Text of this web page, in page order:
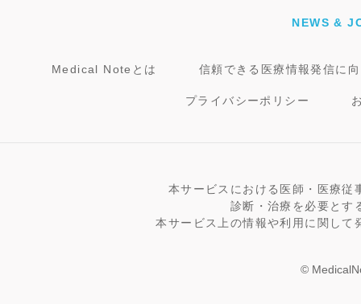
NEWS &
Medical Noteとは 信頼できる医療情報発信に
プライバシーポリシー
本サービスにおける医師・医療従
診断・治療を必要とす
本サービス上の情報や利用に関し
©